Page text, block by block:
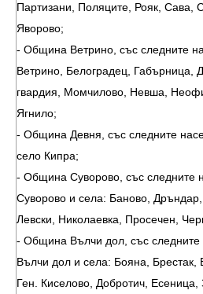
Партизани, Поляците, Рояк, Сава,
Яворово;
- Община Ветрино, със следните
Ветрино, Белоградец, Габърница,
гвардия, Момчилово, Невша,
Ягнило;
- Община Девня, със следните
село Кипра;
- Община Суворово, със следните
Суворово и села: Баново,
Левски, Николаевка, Просечен,
- Община Вълчи дол, със следните
Вълчи дол и села: Бояна, Брестак,
Ген. Киселово, Добротич, Есеница,